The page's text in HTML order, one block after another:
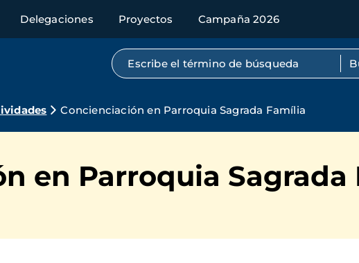
Delegaciones Proyectos Campaña 2026
Búsqueda por texto completo
Concienciación en Parroquia Sagrada Família
en Parroquia Sagrada